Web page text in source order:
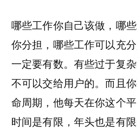
哪些工作你自己该做，哪
你分担，哪些工作可以充
一定要有数。有些过于复
不可以交给用户的。而且
命周期，他每天在你这个
时间是有限，年头也是有